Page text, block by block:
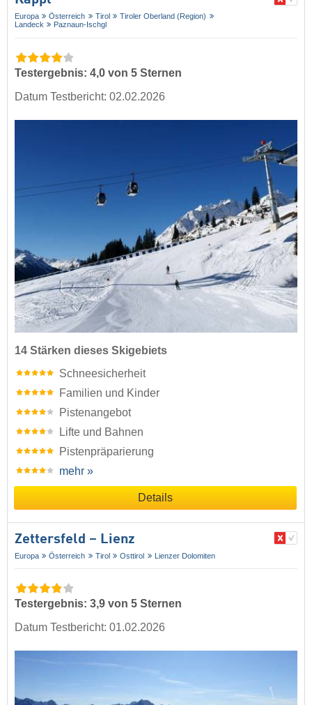
Europa Österreich Tirol
Tiroler Oberland (Region)
Landeck
Paznaun-Ischgl
Testergebnis: 4,0 von 5 Sternen
Datum Testbericht: 02.02.2026
14 Stärken dieses Skigebiets
Schneesicherheit
Familien und Kinder
Pistenangebot
Lifte und Bahnen
Pistenpräparierung
mehr »
Details
Zettersfeld – Lienz
Europa Österreich Tirol Osttirol Lienzer Dolomiten
Testergebnis: 3,9 von 5 Sternen
Datum Testbericht: 01.02.2026